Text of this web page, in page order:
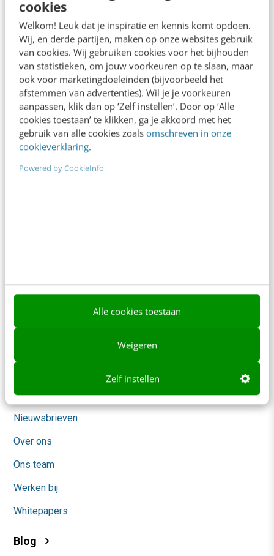
cookies
Welkom! Leuk dat je inspiratie en kennis komt opdoen.
Wij, en derde partijen, maken op onze websites gebruik
van cookies. Wij gebruiken cookies voor het bijhouden
van statistieken, om jouw voorkeuren op te slaan, maar
ook voor marketingdoeleinden (bijvoorbeeld het
afstemmen van advertenties). Wil je je voorkeuren
aanpassen, klik dan op ‘Zelf instellen’. Door op ‘Alle
cookies toestaan’ te klikken, ga je akkoord met het
gebruik van alle cookies zoals omschreven in onze
cookieverklaring.
Powered by CookieInfo
Alle cookies toestaan
Weigeren
Zelf instellen
ONLINE MASTERCLASS
De nieuwe SEO- & GEO-
spelregels
In 2,5 uur van Google-first naar AI-first: zo wordt je
content beter gevonden. Schrijf je in en bekijk
direct.
Meer weten
Tarieven
Meer contactopties
Contact
Nieuwsbrieven
Over ons
Ons team
Werken bij
Whitepapers
Blog